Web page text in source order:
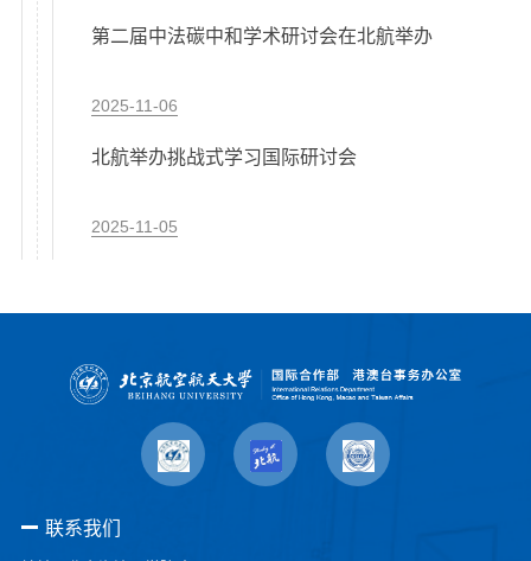
第二届中法碳中和学术研讨会在北航举办
2025-11-06
北航举办挑战式学习国际研讨会
2025-11-05
联系我们